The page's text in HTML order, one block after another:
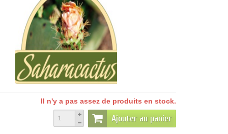
Il n'y a pas assez de produits en stock.
Ajouter au panier